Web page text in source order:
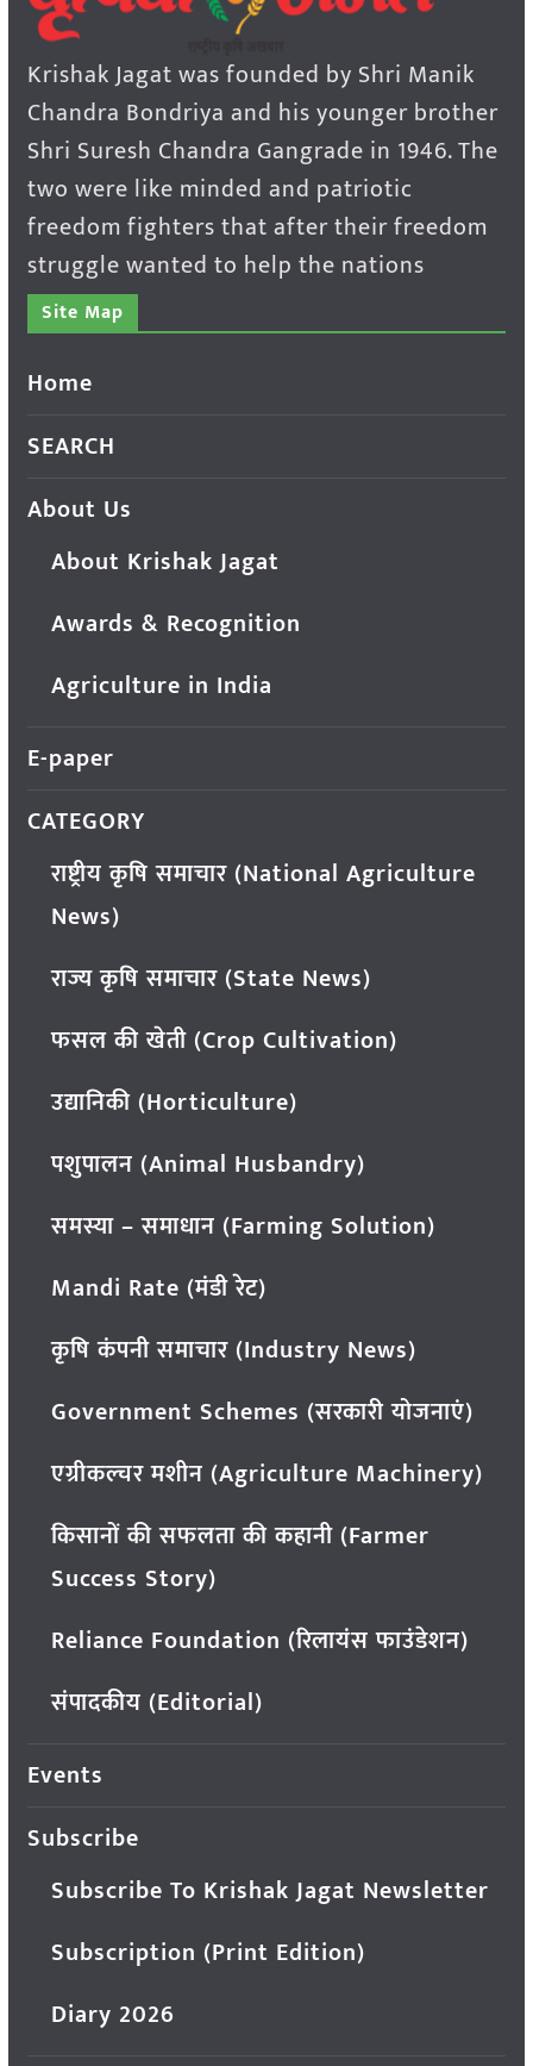
Krishak Jagat was founded by Shri Manik
Chandra Bondriya and his younger brother
Shri Suresh Chandra Gangrade in 1946. The
two were like minded and patriotic
freedom fighters that after their freedom
struggle wanted to help the nations
Site Map
Home
SEARCH
About Us
About Krishak Jagat
Awards & Recognition
Agriculture in India
E-paper
CATEGORY
राष्ट्रीय कृषि समाचार (National Agriculture
News)
राज्य कृषि समाचार (State News)
फसल की खेती (Crop Cultivation)
उद्यानिकी (Horticulture)
पशुपालन (Animal Husbandry)
समस्या – समाधान (Farming Solution)
Mandi Rate (मंडी रेट)
कृषि कंपनी समाचार (Industry News)
Government Schemes (सरकारी योजनाएं)
एग्रीकल्चर मशीन (Agriculture Machinery)
किसानों की सफलता की कहानी (Farmer
Success Story)
Reliance Foundation (रिलायंस फाउंडेशन)
संपादकीय (Editorial)
Events
Subscribe
Subscribe To Krishak Jagat Newsletter
Subscription (Print Edition)
Diary 2026